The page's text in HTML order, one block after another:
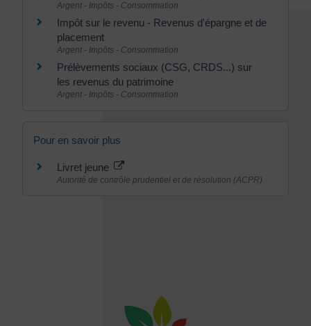
Argent - Impôts - Consommation
Impôt sur le revenu - Revenus d'épargne et de
placement
Argent - Impôts - Consommation
Prélèvements sociaux (CSG, CRDS...) sur
les revenus du patrimoine
Argent - Impôts - Consommation
Pour en savoir plus
Livret jeune
Autorité de contrôle prudentiel et de résolution (ACPR)